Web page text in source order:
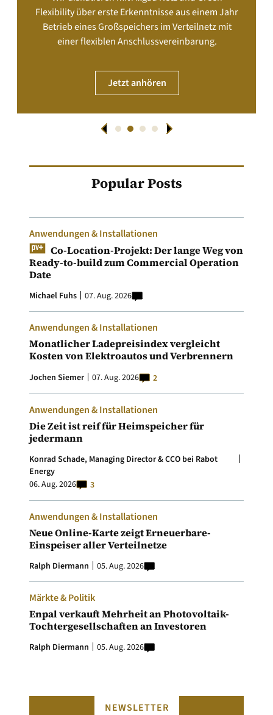
Flexibility über erste Erkenntnisse aus einem Jahr
Betrieb eines Großspeichers im Verteilnetz mit
einer flexiblen Anschlussvereinbarung.
Jetzt anhören
Popular Posts
Anwendungen & Installationen
Co-Location-Projekt: Der lange Weg von
Ready-to-build zum Commercial Operation
Date
Michael Fuhs 07. Aug. 2026
Anwendungen & Installationen
Monatlicher Ladepreisindex vergleicht
Kosten von Elektroautos und Verbrennern
Jochen Siemer 07. Aug. 2026 2
Anwendungen & Installationen
Die Zeit ist reif für Heimspeicher für
jedermann
Konrad Schade, Managing Director & CCO bei Rabot
Energy
06. Aug. 2026
3
Anwendungen & Installationen
Neue Online-Karte zeigt Erneuerbare-
Einspeiser aller Verteilnetze
Ralph Diermann 05. Aug. 2026
Märkte & Politik
Enpal verkauft Mehrheit an Photovoltaik-
Tochtergesellschaften an Investoren
Ralph Diermann 05. Aug. 2026
NEWSLETTER